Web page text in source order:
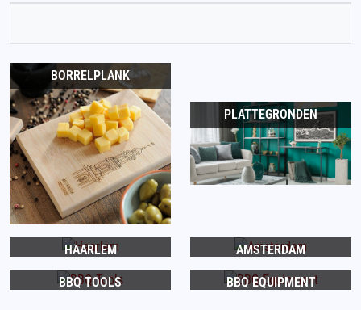
BORRELPLANK
PLATTEGRONDEN
HAARLEM AMSTERDAM
BBQ TOOLS BBQ EQUIPMENT